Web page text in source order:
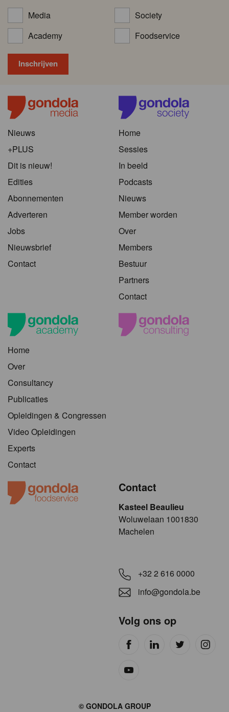
Media
Society
Academy
Foodservice
Nieuws
+PLUS
Dit is nieuw!
Edities
Abonnementen
Adverteren
Jobs
Nieuwsbrief
Contact
Home
Sessies
In beeld
Podcasts
Nieuws
Member worden
Over
Members
Bestuur
Partners
Contact
Home
Over
Consultancy
Publicaties
Opleidingen & Congressen
Video Opleidingen
Experts
Contact
Contact
Kasteel Beaulieu
​​​Woluwelaan 1001830
Machelen
+32 2 616 0000
info@gondola.be
Volg ons op
© GONDOLA GROUP